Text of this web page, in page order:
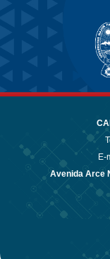
E-
Avenida Arce